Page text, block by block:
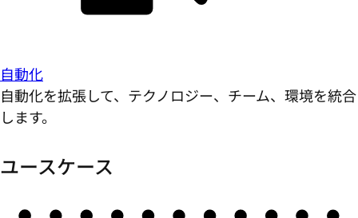
自動化
自動化を拡張して、テクノロジー、チーム、環境を統合
します。
ユースケース